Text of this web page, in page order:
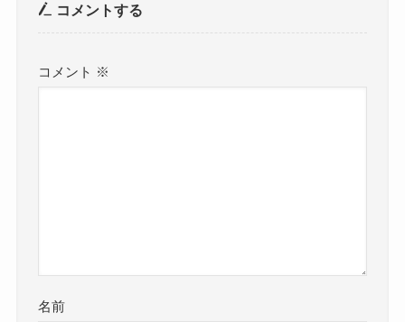
コメントする
コメント ※
名前